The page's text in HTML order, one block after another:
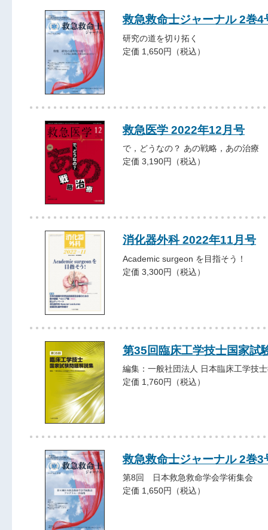
救急救命士ジャーナル 2巻
研究の道を切り拓く
定価 1,650円（税込）
救急医学 2022年12月号
で，どうなの？ あの戦略，あの治療
定価 3,190円（税込）
消化器外科 2022年11月号
Academic surgeon を目指そう！
定価 3,300円（税込）
第35回臨床工学技士国家試
編集：一般社団法人 日本臨床工学技
定価 1,760円（税込）
救急救命士ジャーナル 2巻
第8回 日本救急救命学会学術集会
定価 1,650円（税込）